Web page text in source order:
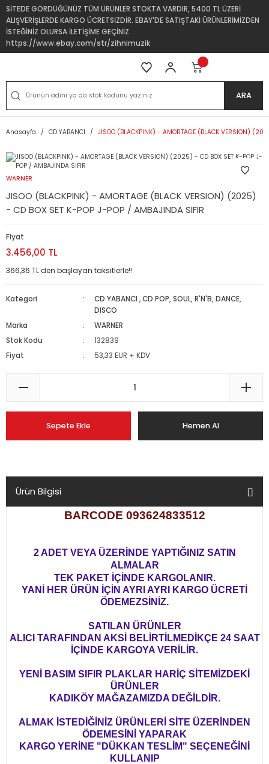
SİTEDE GÖRDÜĞÜNÜZ TÜM ÜRÜNLER STOKTA VARDIR, 5400 TL ÜZERİ
ALIŞVERİŞLERDE KARGO ÜCRETSİZDİR. EBAY'DE SATIŞTAKİ ÜRÜNLERİMİZDEN
İSTEĞİNİZ OLURSA İLETİŞİME GEÇİNİZ.
https://www.ebay.com/str/zihnimuzik
ARA
Anasayfa CD YABANCI JISOO (BLACKPINK) - AMORTAGE (BLACK VERSION)
WARNER
JISOO (BLACKPINK) - AMORTAGE (BLACK VERSION) (2025)
- CD BOX SET K-POP J-POP / AMBAJINDA SIFIR
Fiyat
3.456,00 TL
366,36 TL den başlayan taksitlerle!!
Kategori CD YABANCI ,CD POP, SOUL, R'N'B, DANCE,
DISCO
Marka
WARNER
Stok Kodu
132839
Fiyat
53,33 EUR + KDV
Sepete Ekle Hemen Al
Ürün Bilgisi
BARCODE 093624833512
2 ADET VEYA ÜZERİNDE YAPTIĞINIZ SATIN
ALMALAR
TEK PAKET İÇİNDE KARGOLANIR.
YANİ HER ÜRÜN İÇİN AYRI AYRI KARGO ÜCRETİ
ÖDEMEZSİNİZ.
SATILAN ÜRÜNLER
ALICI TARAFINDAN AKSİ BELİRTİLMEDİKÇE 24 SAAT
İÇİNDE KARGOYA VERİLİR.
YENİ BASIM SIFIR PLAKLAR HARİÇ SİTEMİZDEKİ
ÜRÜNLER
KADIKÖY MAĞAZAMIZDA DEĞİLDİR.
ALMAK İSTEDİĞİNİZ ÜRÜNLERİ SİTE ÜZERİNDEN
ÖDEMESİNİ YAPARAK
KARGO YERİNE "DÜKKAN TESLİM" SEÇENEĞİNİ
KULLANIP